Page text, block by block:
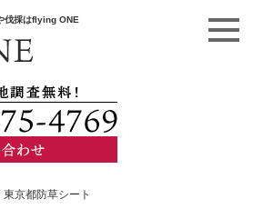
伐採はflying ONE
東京都防草シート